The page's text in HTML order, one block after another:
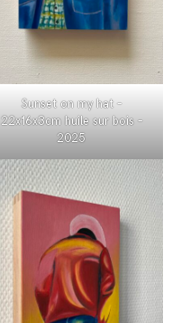
Sunset on my hat –
22x16x3cm huile sur bois –
2025